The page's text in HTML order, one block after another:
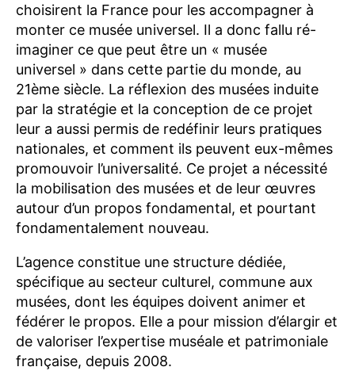
choisirent la France pour les accompagner à
monter ce musée universel. Il a donc fallu ré-
imaginer ce que peut être un « musée
universel » dans cette partie du monde, au
21ème siècle. La réflexion des musées induite
par la stratégie et la conception de ce projet
leur a aussi permis de redéfinir leurs pratiques
nationales, et comment ils peuvent eux-mêmes
promouvoir l’universalité. Ce projet a nécessité
la mobilisation des musées et de leur œuvres
autour d’un propos fondamental, et pourtant
fondamentalement nouveau.
L’agence constitue une structure dédiée,
spécifique au secteur culturel, commune aux
musées, dont les équipes doivent animer et
fédérer le propos. Elle a pour mission d’élargir et
de valoriser l’expertise muséale et patrimoniale
française, depuis 2008.